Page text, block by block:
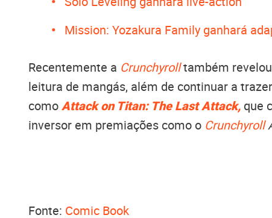
Mission: Yozakura Family ganhará
Recentemente a Crunchyrolltambém
leitura de mangás, além de continuar a
comoAttack on Titan: The Last Attack, que
inversor em premiações como o Crunchyroll
Fonte: Comic Book